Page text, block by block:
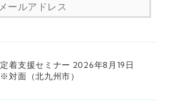
定着支援セミナー 2026年8月19日
※対面（北九州市）